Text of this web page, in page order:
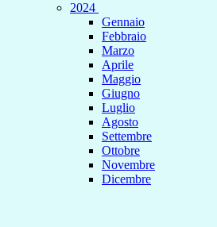
2024
Gennaio
Febbraio
Marzo
Aprile
Maggio
Giugno
Luglio
Agosto
Settembre
Ottobre
Novembre
Dicembre